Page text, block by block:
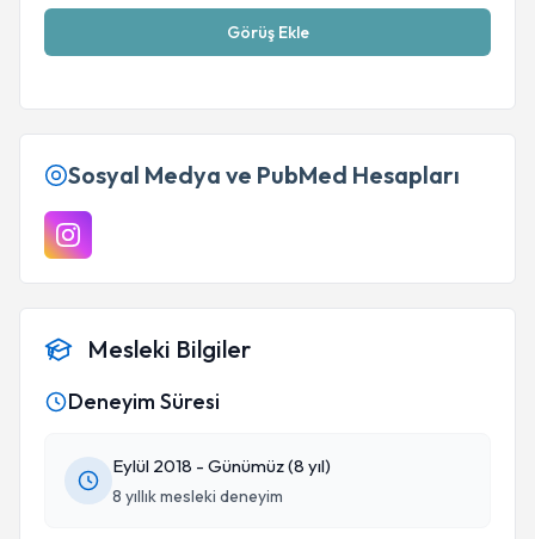
Görüş Ekle
Sosyal Medya ve PubMed Hesapları
Mesleki Bilgiler
Deneyim Süresi
Eylül 2018 - Günümüz (8 yıl)
8 yıllık mesleki deneyim